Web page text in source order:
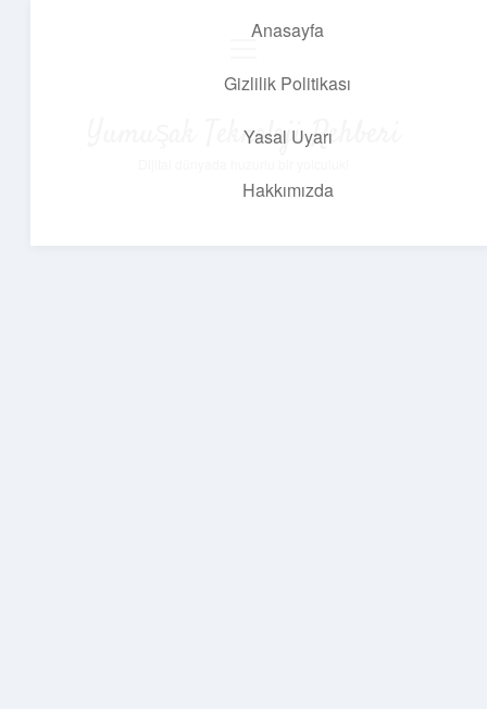
Anasayfa
Gizlilik Politikası
Yasal Uyarı
Hakkımızda
Yumuşak Teknoloji Rehberi